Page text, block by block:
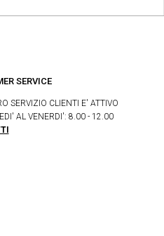
SERVICE
SERVIZIO CLIENTI E' ATTIVO
AL VENERDI': 8.00 - 12.00